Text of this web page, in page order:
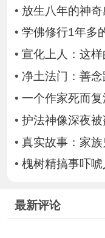
• 放生八年的神奇
• 学佛修行1年多
• 宣化上人：这
• 净土法门：善
• 一个作家死而
• 护法神像深夜
• 真实故事：家
• 槐树精搞事吓唬
最新评论